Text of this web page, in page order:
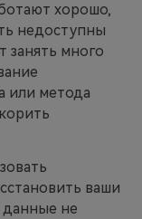
хорошо,
недоступны
занять много
или метода
ваши
данные не